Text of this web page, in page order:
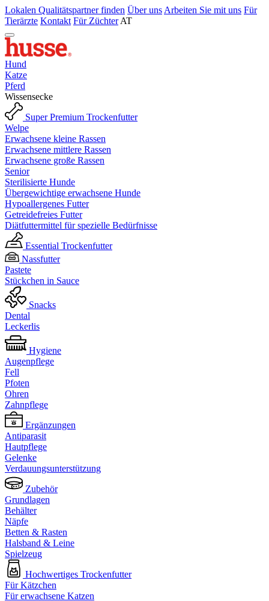
Lokalen Qualitätspartner finden Über uns Arbeiten Sie mit uns Für
Tierärzte Kontakt Für Züchter AT
Hund
Katze
Pferd
Wissensecke
Super Premium Trockenfutter
Welpe
Erwachsene kleine Rassen
Erwachsene mittlere Rassen
Erwachsene große Rassen
Senior
Sterilisierte Hunde
Übergewichtige erwachsene Hunde
Hypoallergenes Futter
Getreidefreies Futter
Diätfuttermittel für spezielle Bedürfnisse
Essential Trockenfutter
Nassfutter
Pastete
Stückchen in Sauce
Snacks
Dental
Leckerlis
Hygiene
Augenpflege
Fell
Pfoten
Ohren
Zahnpflege
Ergänzungen
Antiparasit
Hautpflege
Gelenke
Verdauungsunterstützung
Zubehör
Grundlagen
Behälter
Näpfe
Betten & Rasten
Halsband & Leine
Spielzeug
Hochwertiges Trockenfutter
Für Kätzchen
Für erwachsene Katzen